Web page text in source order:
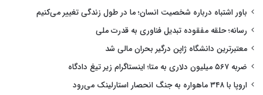
باور اشتباه درباره شخصیت انسان؛ ما در طول زندگی تغییر می‌کنیم
رسانه؛ حلقه مفقوده تبدیل فناوری به قدرت ملی
معتبرترین دانشگاه ژاپن درگیر بحران مالی شد
ضربه ۵۶۷ میلیون دلاری به متا؛ اینستاگرام زیر تیغ دادگاه
اروپا با ۳۴۸ ماهواره به جنگ انحصار استارلینک می‌رود